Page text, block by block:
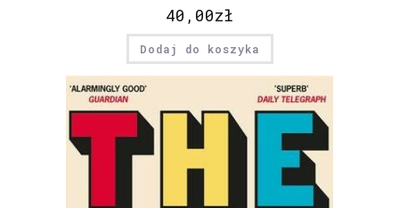
40,00zł
Dodaj do koszyka